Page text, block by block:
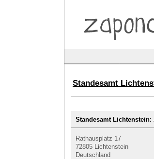
Standesamt
Standesamt
Rathausplatz 17
72805 Lichtenstein
Deutschland